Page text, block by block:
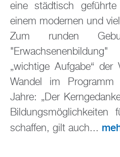
eine städtisch
einem modernen und
Zum runden
„wichtige Aufgabe“
Wandel im Programm
Jahre: „Der
schaffen, gilt auch...